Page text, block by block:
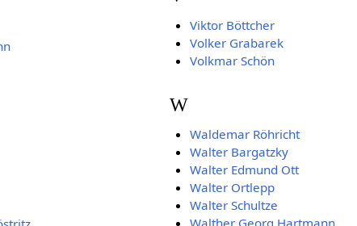
Viktor Böttcher
Volker Grabarek
Volkmar Schön
W
Waldemar Röhricht
Walter Bargatzky
Walter Edmund Ott
Walter Ortlepp
Walter Schultze